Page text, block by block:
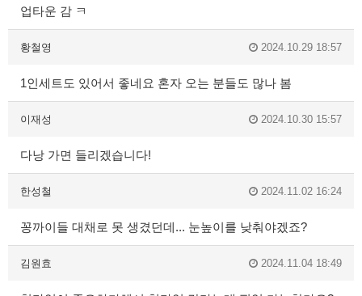
업타운 감 ㅋ
황철영 2024.10.29 18:57
1인세트도 있어서 좋네요 혼자 오는 분들도 많나 봄
이재성 2024.10.30 15:57
다낭 가면 들리겠습니다!
한성철 2024.11.02 16:24
꽁까이들 대채로 못 생겼던데... 눈높이를 낮춰야겠죠?
김원효 2024.11.04 18:49